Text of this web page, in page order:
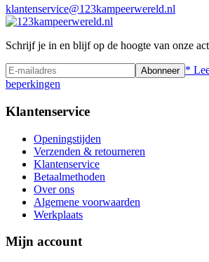
klantenservice@123kampeerwereld.nl
Schrijf je in en blijf op de hoogte van onze
Abonneer *
beperkingen
Klantenservice
Openingstijden
Verzenden & retourneren
Klantenservice
Betaalmethoden
Over ons
Algemene voorwaarden
Werkplaats
Mijn account